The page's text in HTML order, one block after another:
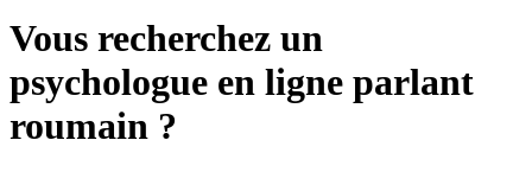
Vous recherchez un
psychologue en ligne parlant
roumain ?